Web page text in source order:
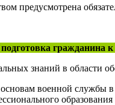
предусмотрена
гражданина
знаний в области
военной службы в